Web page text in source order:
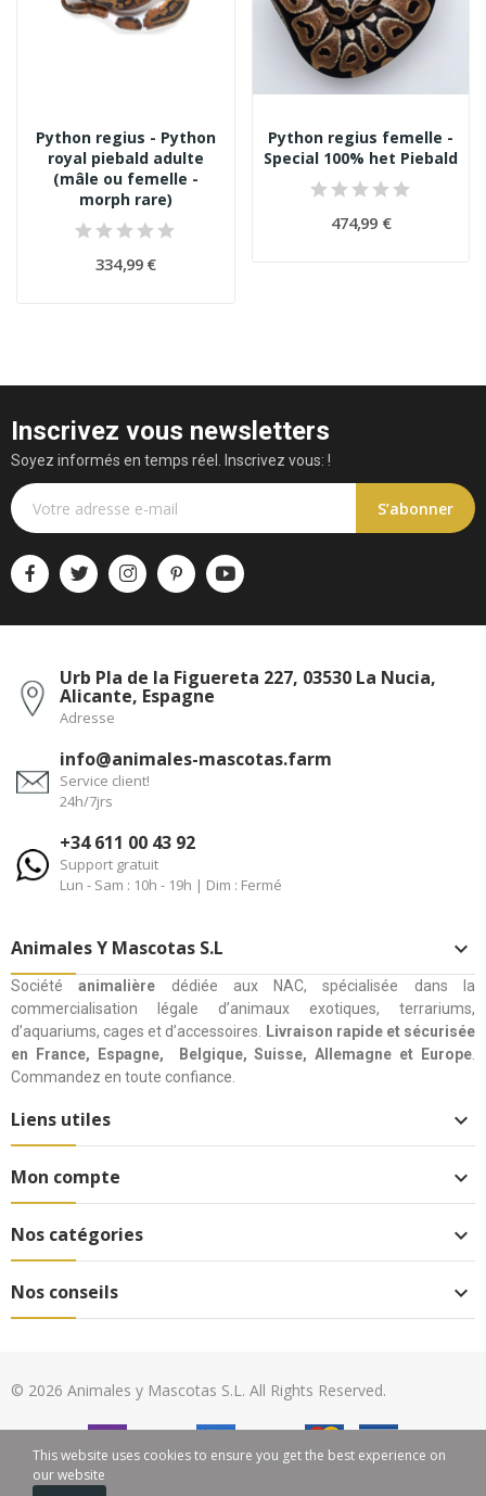
Python regius - Python
royal piebald adulte
(mâle ou femelle -
morph rare)
334,99 €
Python regius femelle -
Special 100% het Piebald
474,99 €
Inscrivez vous newsletters
Soyez informés en temps réel. Inscrivez vous: !
S’abonner
Urb Pla de la Figuereta 227, 03530 La Nucia,
Alicante, Espagne
Adresse
info@animales-mascotas.farm
Service client!
24h/7jrs
+34 611 00 43 92
Support gratuit
Lun - Sam : 10h - 19h | Dim : Fermé
Animales Y Mascotas S.L 
Sociétéanimalière dédiée aux NAC, spécialisée dans la
commercialisation légale d’animaux exotiques, terrariums,
d’aquariums, cages et d’accessoires. Livraison rapide et sécurisée
en France, Espagne, Belgique, Suisse, Allemagne et Europe.
Commandez en toute confiance.
Liens utiles 
Mon compte 
Nos catégories 
Nos conseils 
© 2026 Animales y Mascotas S.L. All Rights Reserved.
This website uses cookies to ensure you get the best experience on
our website